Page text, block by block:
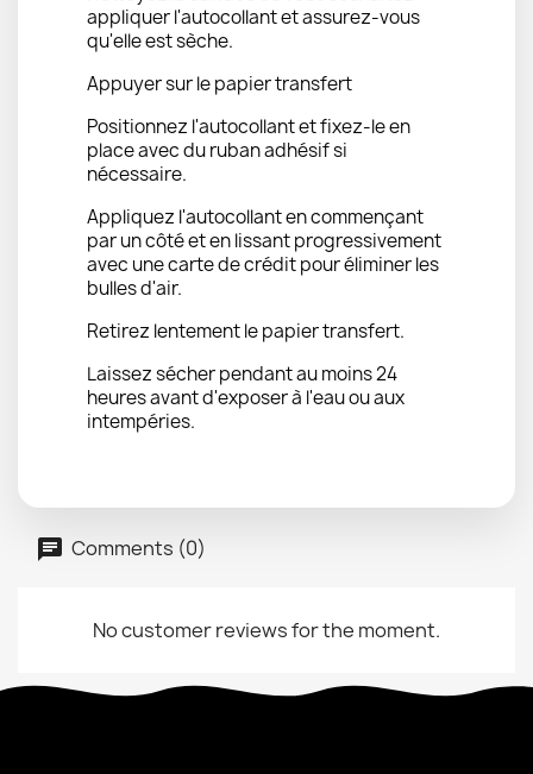
appliquer l'autocollant et assurez-vous
qu'elle est sèche.
Appuyer sur le papier transfert
Positionnez l'autocollant et fixez-le en
place avec du ruban adhésif si
nécessaire.
Appliquez l'autocollant en commençant
par un côté et en lissant progressivement
avec une carte de crédit pour éliminer les
bulles d'air.
Retirez lentement le papier transfert.
Laissez sécher pendant au moins 24
heures avant d'exposer à l'eau ou aux
intempéries.
Comments (0)
No customer reviews for the moment.